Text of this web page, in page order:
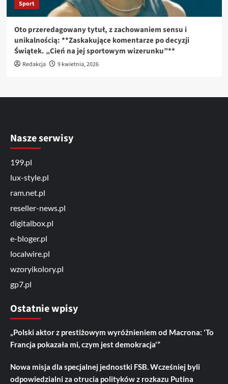
Sport
Oto przeredagowany tytuł, z zachowaniem sensu i
unikalnością: **Zaskakujące komentarze po decyzji
Świątek. „Cień na jej sportowym wizerunku”**
Redakcja 9 kwietnia, 2026
Nasze serwisy
199.pl
lux-style.pl
ram.net.pl
reseller-news.pl
digitalbox.pl
e-bloger.pl
localwire.pl
wzoryikolory.pl
gp7.pl
Ostatnie wpisy
„Polski aktor z prestiżowym wyróżnieniem od Macrona: 'To
Francja pokazała mi, czym jest demokracja'”
Nowa misja dla specjalnej jednostki FSB. Wcześniej byli
odpowiedzialni za otrucia polityków z rozkazu Putina